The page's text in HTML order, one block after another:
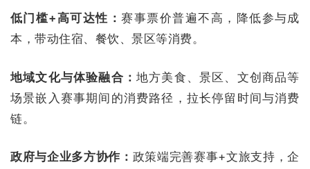
低门槛+高可达性：赛事票价普遍不高，降低参与成
本，带动住宿、餐饮、景区等消费。
地域文化与体验融合：地方美食、景区、文创商品等
场景嵌入赛事期间的消费路径，拉长停留时间与消费
链。
政府与企业多方协作： 政策端完善赛事+文旅支持，企